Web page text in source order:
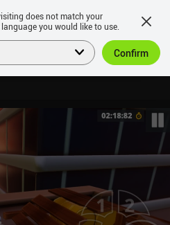
does not match your
you would like to use.
Confirm